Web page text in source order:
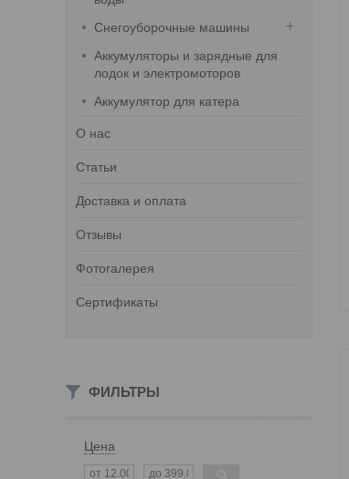
Снегоуборочные машины
Аккумуляторы и зарядные для
лодок и электромоторов
Аккумулятор для катера
О нас
Статьи
Доставка и оплата
Отзывы
Фотогалерея
Сертификаты
ФИЛЬТРЫ
Цена